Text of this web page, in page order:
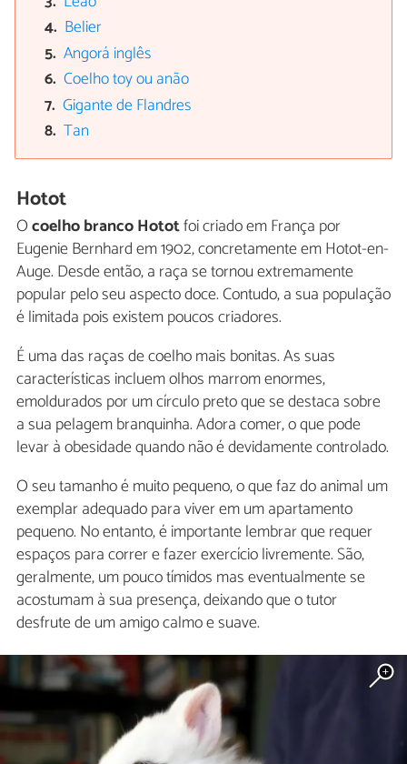
Belier
Angorá inglês
Coelho toy ou anão
Gigante de Flandres
Tan
Hotot
Ocoelho branco Hototfoi criado em França por
Eugenie Bernhard em 1902, concretamente em Hotot-en-
Auge. Desde então, a raça se tornou extremamente
popular pelo seu aspecto doce. Contudo, a sua população
é limitada pois existem poucos criadores.
É uma das raças de coelho mais bonitas. As suas
características incluem olhos marrom enormes,
emoldurados por um círculo preto que se destaca sobre
a sua pelagem branquinha. Adora comer, o que pode
levar à obesidade quando não é devidamente controlado.
O seu tamanho é muito pequeno, o que faz do animal um
exemplar adequado para viver em um apartamento
pequeno. No entanto, é importante lembrar que requer
espaços para correr e fazer exercício livremente. São,
geralmente, um pouco tímidos mas eventualmente se
acostumam à sua presença, deixando que o tutor
desfrute de um amigo calmo e suave.